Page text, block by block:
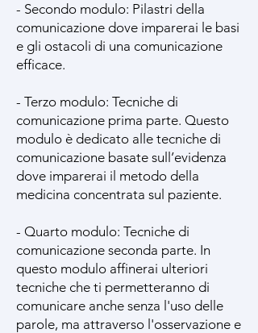
- Secondo modulo: Pilastri della
comunicazione dove imparerai le basi
e gli ostacoli di una comunicazione
efficace.
- Terzo modulo: Tecniche di
comunicazione prima parte. Questo
modulo è dedicato alle tecniche di
comunicazione basate sull’evidenza
dove imparerai il metodo della
medicina concentrata sul paziente.
- Quarto modulo: Tecniche di
comunicazione seconda parte. In
questo modulo affinerai ulteriori
tecniche che ti permetteranno di
comunicare anche senza l'uso delle
parole, ma attraverso l'osservazione e